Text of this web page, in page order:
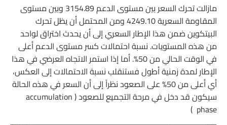
مازالت تحرك السعر بين مستوى الدعم 3154.89 وبين مستوى
المقاومة السعرية 4249.10 ومن المحتمل أن يظل تحرك
البيتكوين ضمن هذا الإطار السعري إلى أن يحدث اختراق لواحد
من هذه المستويات. نسبة احتمالات كسر مستوى الدعم أعلى
في الوقت الحالي من 50%. أما إذا استمر الاتجاه العرضي في هذا
الإطار لمدة زمنية أطول فستنقلب نسبة الاحتمالات إلى العكس،
أي أعلى من 50% على الصعود نظراً إلى أن السعر في هذه الحالة
سيكون قد دخل في مرحة التجميع للصعود ( accumulation
phase )